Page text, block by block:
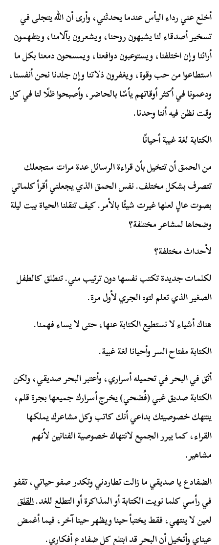
أخلع عني رداء اليأس عندما يحدثني، وأرى أن الله يتجلى في
تسخير أصدقاء لنا يشبهون روحنا، ويشعرون بآلامنا، ويتفهمون
أرائنا وإن اختلفنا، ويستوعبون دوافعنا، ويمسحون دمعنا بكل ما
استطاعوا من حب وقوة، ويغفرون ذلاتنا وإن جلدنا نحن أنفسنا،
ودعمونا في أكثر أوقاتهم يأسًا بالحاضر، وأصبحوا ظلًا لنا في كل
وقت نظن فيه أننا وحدنا.
الكتابة لغة غبية أحيانًا
من الحمق أن تتخيل بأن قراءة الرسائل عدة مرات ستجعلك
تتصرف بشكل مختلف. نفس الحمق الذي يجعلني أقرأ كلماتي
بصوت عالٍ لعلها غيرت شيئًا بالأمر. كيف تنقلنا الحياة بيت ليلة
وضحاها لمشاعر مختلفة؟
لأحداث مختلفة؟
لكلمات جديدة تكتب نفسها دون ترتيب مني. تنطلق كالطفل
الصغير الذي تعلم لتوه الجري لأول مرة.
هناك أشياء لا نستطيع الكتابة عنها، حتى لا يساء فهمنا.
الكتابة مفتاح السر وأحيانا لغة غبية.
أثق في البحر في تحميله أسراري، وأعتبر البحر صديقي، ولكن
الكتابة صديق غبي (فُضحي) يخرج أسرارك جميعها بجرة قلم،
ينتهك خصوصيتك بداعي أنك كاتب وكل مشاعرك يملكها
القراء، كما يبرر الجميع لانتهاك خصوصية الفنانين لأنهم
مشاهير.
الضفادع يا صديقي ما زالت تطاردني وتكدر صفو حياتي، تقفو
في رأسي كلما نويت الكتابة أو المذاكرة أو التطلع للغد.القلق
لعين لا ينتهي، فقط يختبأ حينا ويظهر حينا آخر، فيما أغمض
عيناي وأتخيل أن البحر قد ابتلع كل ضفادع أفكاري.